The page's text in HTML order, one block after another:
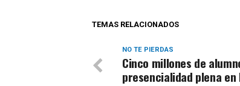
TEMAS RELACIONADOS
NO TE PIERDAS
Cinco millones de
presencialidad plena en